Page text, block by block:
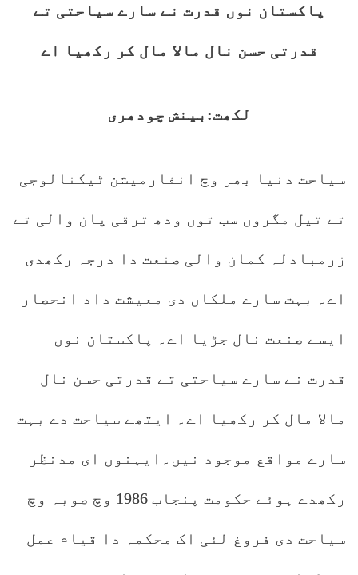
پاکستان نوں قدرت نے سارے سیاحتی تے
قدرتی حسن نال مالا مال کر رکھیا اے
لکھت:بینش چودھری
سیاحت دنیا بھر وچ انفارمیشن ٹیکنالوجی
تے تیل مگروں سب توں ودھ ترقی پان والی تے
زرمبادلہ کمان والی صنعت دا درجہ رکھدی
اے۔ بہت سارے ملکاں دی معیشت داد انحصار
ایسے صنعت نال جڑیا اے۔ پاکستان نوں
قدرت نے سارے سیاحتی تے قدرتی حسن نال
مالا مال کر رکھیا اے۔ ایتھے سیاحت دے بہت
سارے مواقع موجود نیں۔ایہنوں ای مدنظر
رکھدے ہوئے حکومت پنجاب 1986 وچ صوبہ وچ
سیاحت دی فروغ لئی اک محکمہ دا قیام عمل